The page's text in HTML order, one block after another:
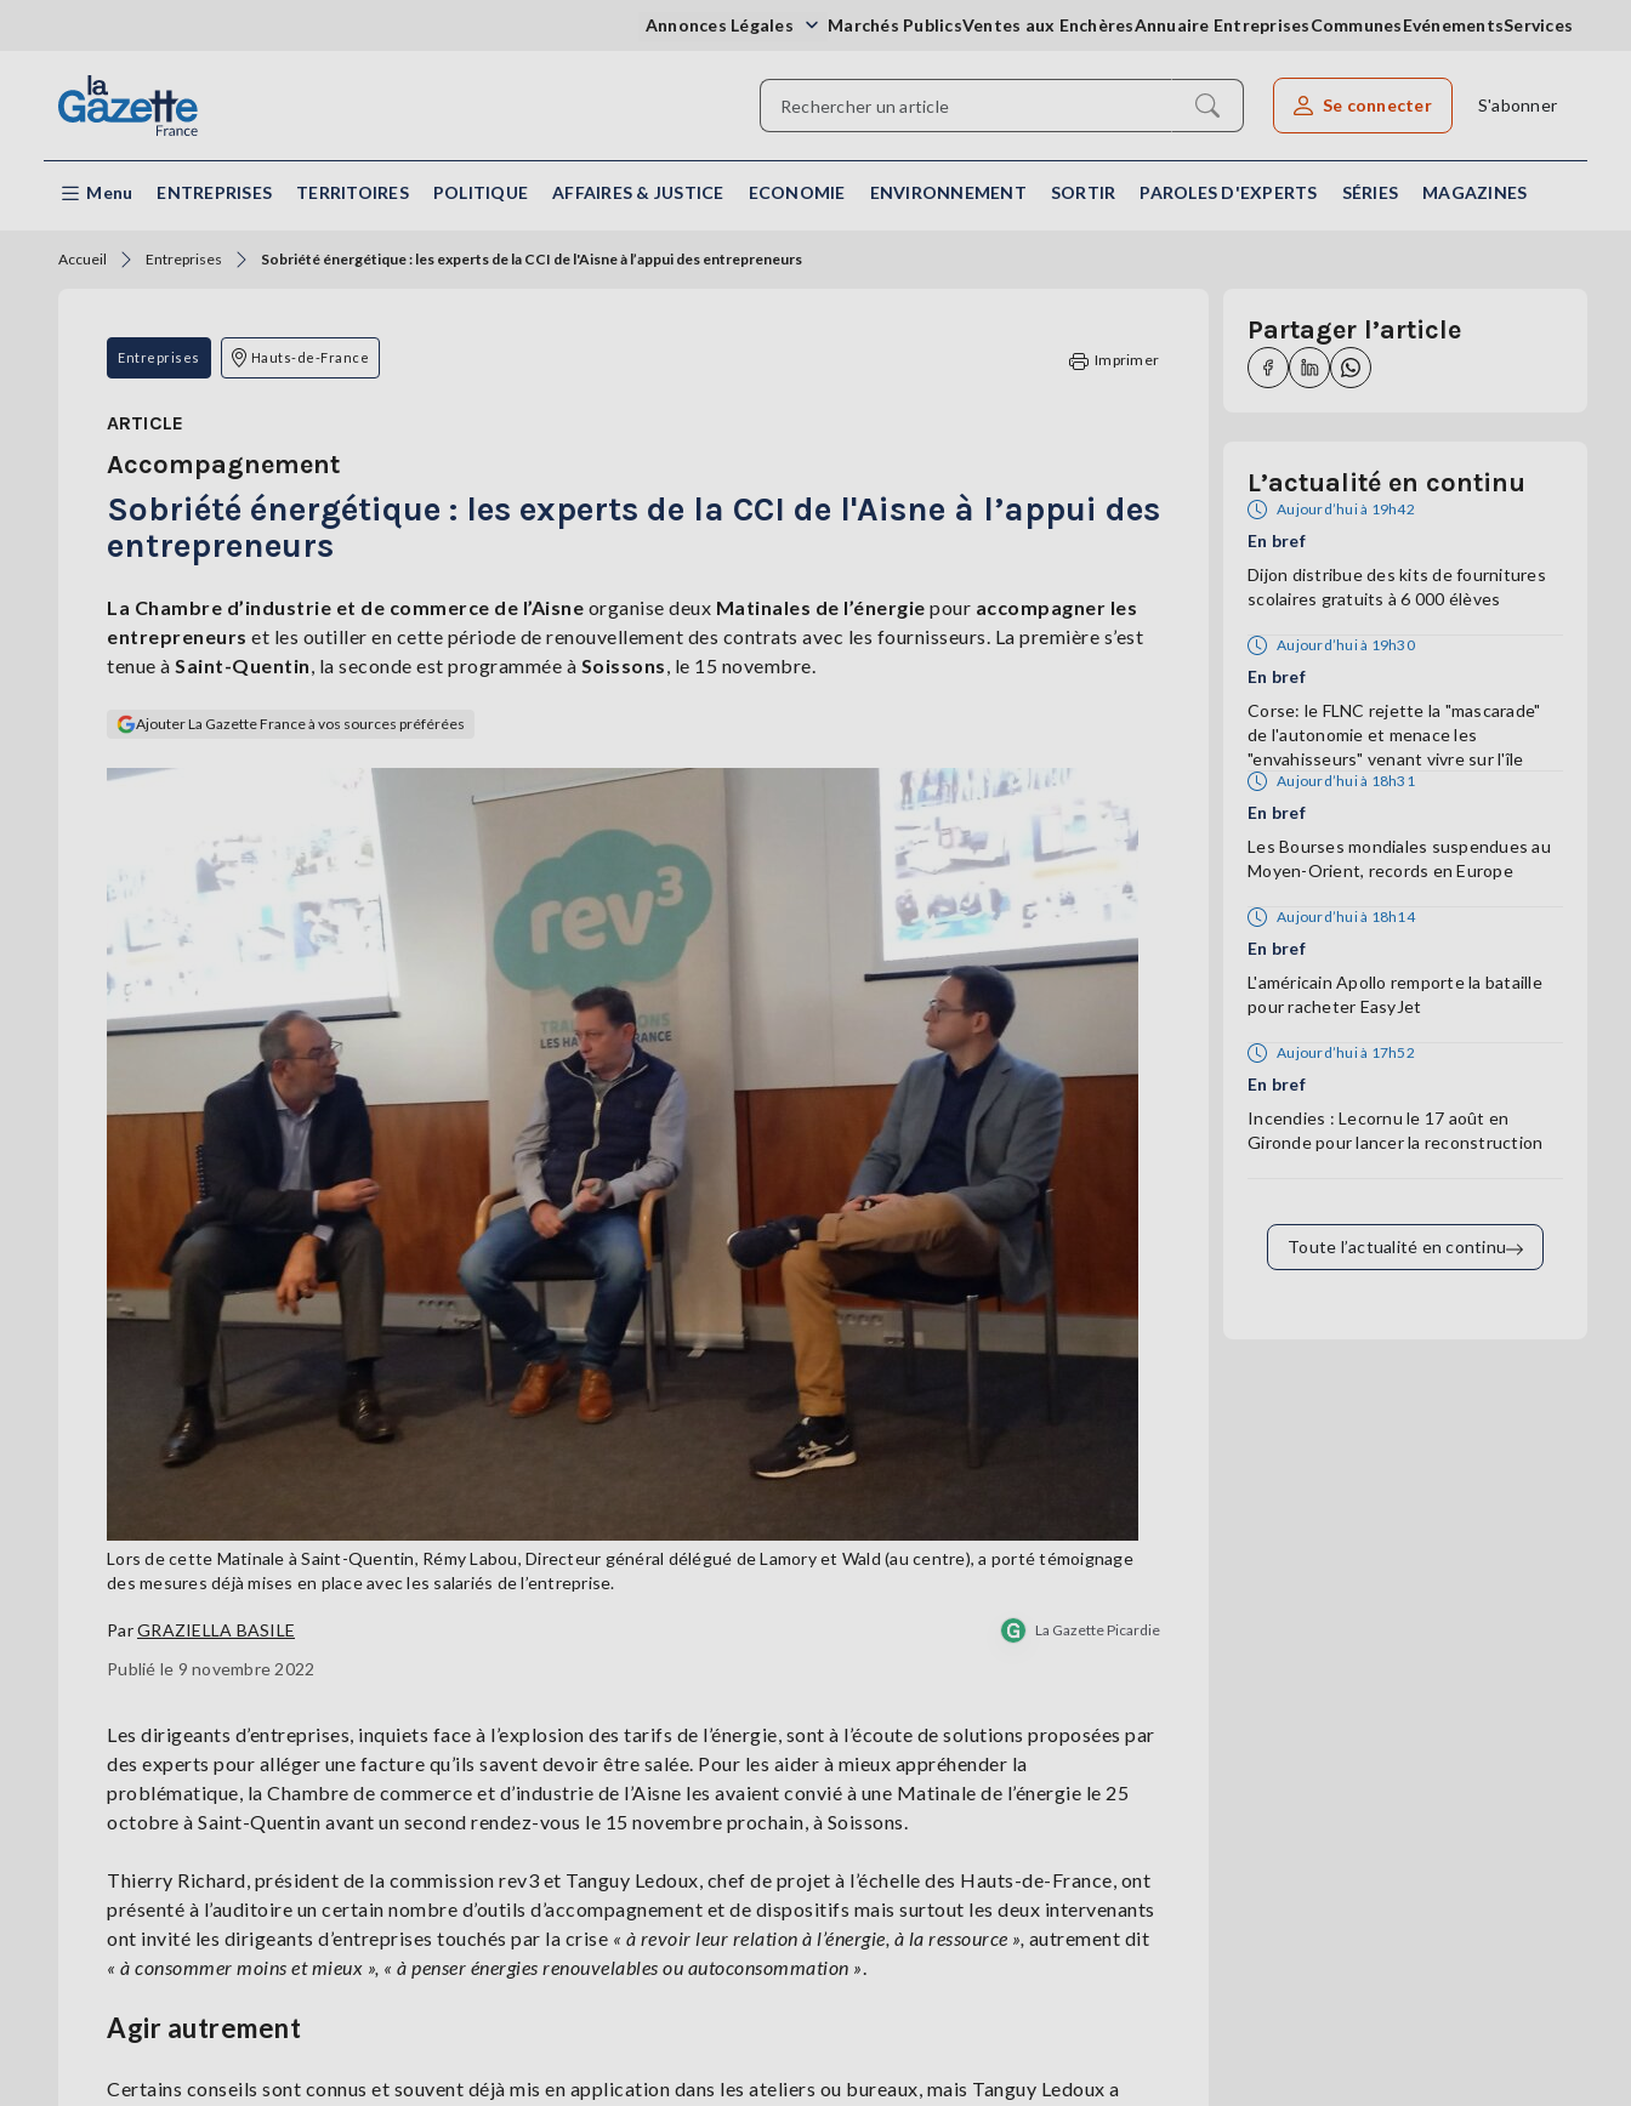
Annonces Légales Marchés PublicsVentes aux EnchèresAnnuaire EntreprisesCommunesEvénementsServices
Rechercher un article
Se connecter S'abonner
Menu ENTREPRISES TERRITOIRES POLITIQUE AFFAIRES & JUSTICE ECONOMIE ENVIRONNEMENT SORTIR PAROLES D'EXPERTS SÉRIES MAGAZINES
Accueil Entreprises Sobriété énergétique : les experts de la CCI de l'Aisne à l’appui des entrepreneurs
Entreprises Hauts-de-France Imprimer
ARTICLE
Accompagnement
Sobriété énergétique : les experts de la CCI de l'Aisne à l’appui des
entrepreneurs
La Chambre d’industrie et de commerce de l’Aisne organise deux Matinales de l’énergie pour accompagner les
entrepreneurs et les outiller en cette période de renouvellement des contrats avec les fournisseurs. La première s’est
tenue à Saint-Quentin, la seconde est programmée à Soissons, le 15 novembre.
Ajouter La Gazette France à vos sources préférées
Lors de cette Matinale à Saint-Quentin, Rémy Labou, Directeur général délégué de Lamory et Wald (au centre), a porté témoignage
des mesures déjà mises en place avec les salariés de l’entreprise.
ParGRAZIELLA BASILE La Gazette Picardie
Publié le 9 novembre 2022
Les dirigeants d’entreprises, inquiets face à l’explosion des tarifs de l’énergie, sont à l’écoute de solutions proposées par
des experts pour alléger une facture qu’ils savent devoir être salée. Pour les aider à mieux appréhender la
problématique, la Chambre de commerce et d’industrie de l’Aisne les avaient convié à une Matinale de l’énergie le 25
octobre à Saint-Quentin avant un second rendez-vous le 15 novembre prochain, à Soissons.
Thierry Richard, président de la commission rev3 et Tanguy Ledoux, chef de projet à l’échelle des Hauts-de-France, ont
présenté à l’auditoire un certain nombre d’outils d’accompagnement et de dispositifs mais surtout les deux intervenants
ont invité les dirigeants d’entreprises touchés par la crise « à revoir leur relation à l’énergie, à la ressource », autrement dit
« à consommer moins et mieux », « à penser énergies renouvelables ou autoconsommation ».
Agir autrement
Certains conseils sont connus et souvent déjà mis en application dans les ateliers ou bureaux, mais Tanguy Ledoux a
Partager l’article
L’actualité en continu
Aujourd’hui à 19h42
En bref
Dijon distribue des kits de fournitures
scolaires gratuits à 6 000 élèves
Aujourd’hui à 19h30
En bref
Corse: le FLNC rejette la "mascarade"
de l'autonomie et menace les
"envahisseurs" venant vivre sur l'île
Aujourd’hui à 18h31
En bref
Les Bourses mondiales suspendues au
Moyen-Orient, records en Europe
Aujourd’hui à 18h14
En bref
L'américain Apollo remporte la bataille
pour racheter EasyJet
Aujourd’hui à 17h52
En bref
Incendies : Lecornu le 17 août en
Gironde pour lancer la reconstruction
Toute l’actualité en continu